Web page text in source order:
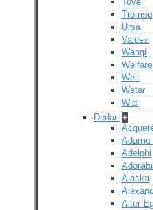
Tromso
Ursa
Valdez
Wangi
Welfare
Welt
Wetar
Widi
Dedar +
Adamo
Adelphi
Alaska
Alter